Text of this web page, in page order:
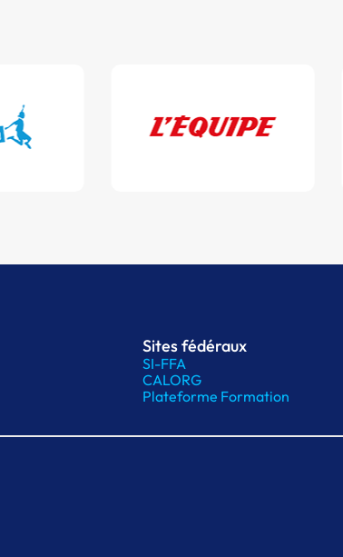
Sites fédéraux
SI-FFA
CALORG
Plateforme Formation